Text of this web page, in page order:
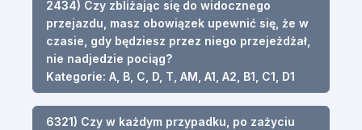
2434) Czy zbliżając się do widocznego
przejazdu, masz obowiązek upewnić się, że w
czasie, gdy będziesz przez niego przejeżdżał,
nie nadjedzie pociąg?
Kategorie: A, B, C, D, T, AM, A1, A2, B1, C1, D1
6321) Czy w każdym przypadku, po zażyciu